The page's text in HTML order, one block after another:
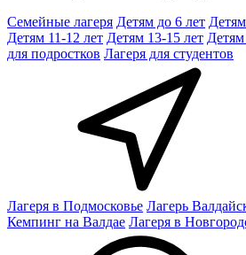
Семейные лагеря Детям до 6 лет
Детям 11-12 лет Детям 13-15 лет
для подростков Лагеря для студентов
Лагеря в Подмосковье Лагерь
Кемпинг на Валдае Лагеря в